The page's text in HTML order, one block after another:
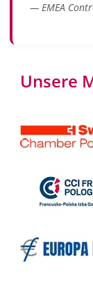
— EMEA
Unsere